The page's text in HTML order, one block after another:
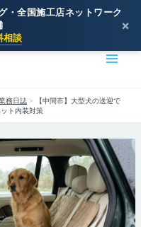
・全国施工店ネットワーク
相談
×
務日誌 >
【中間市】大型犬の送迎で
ト内装対策